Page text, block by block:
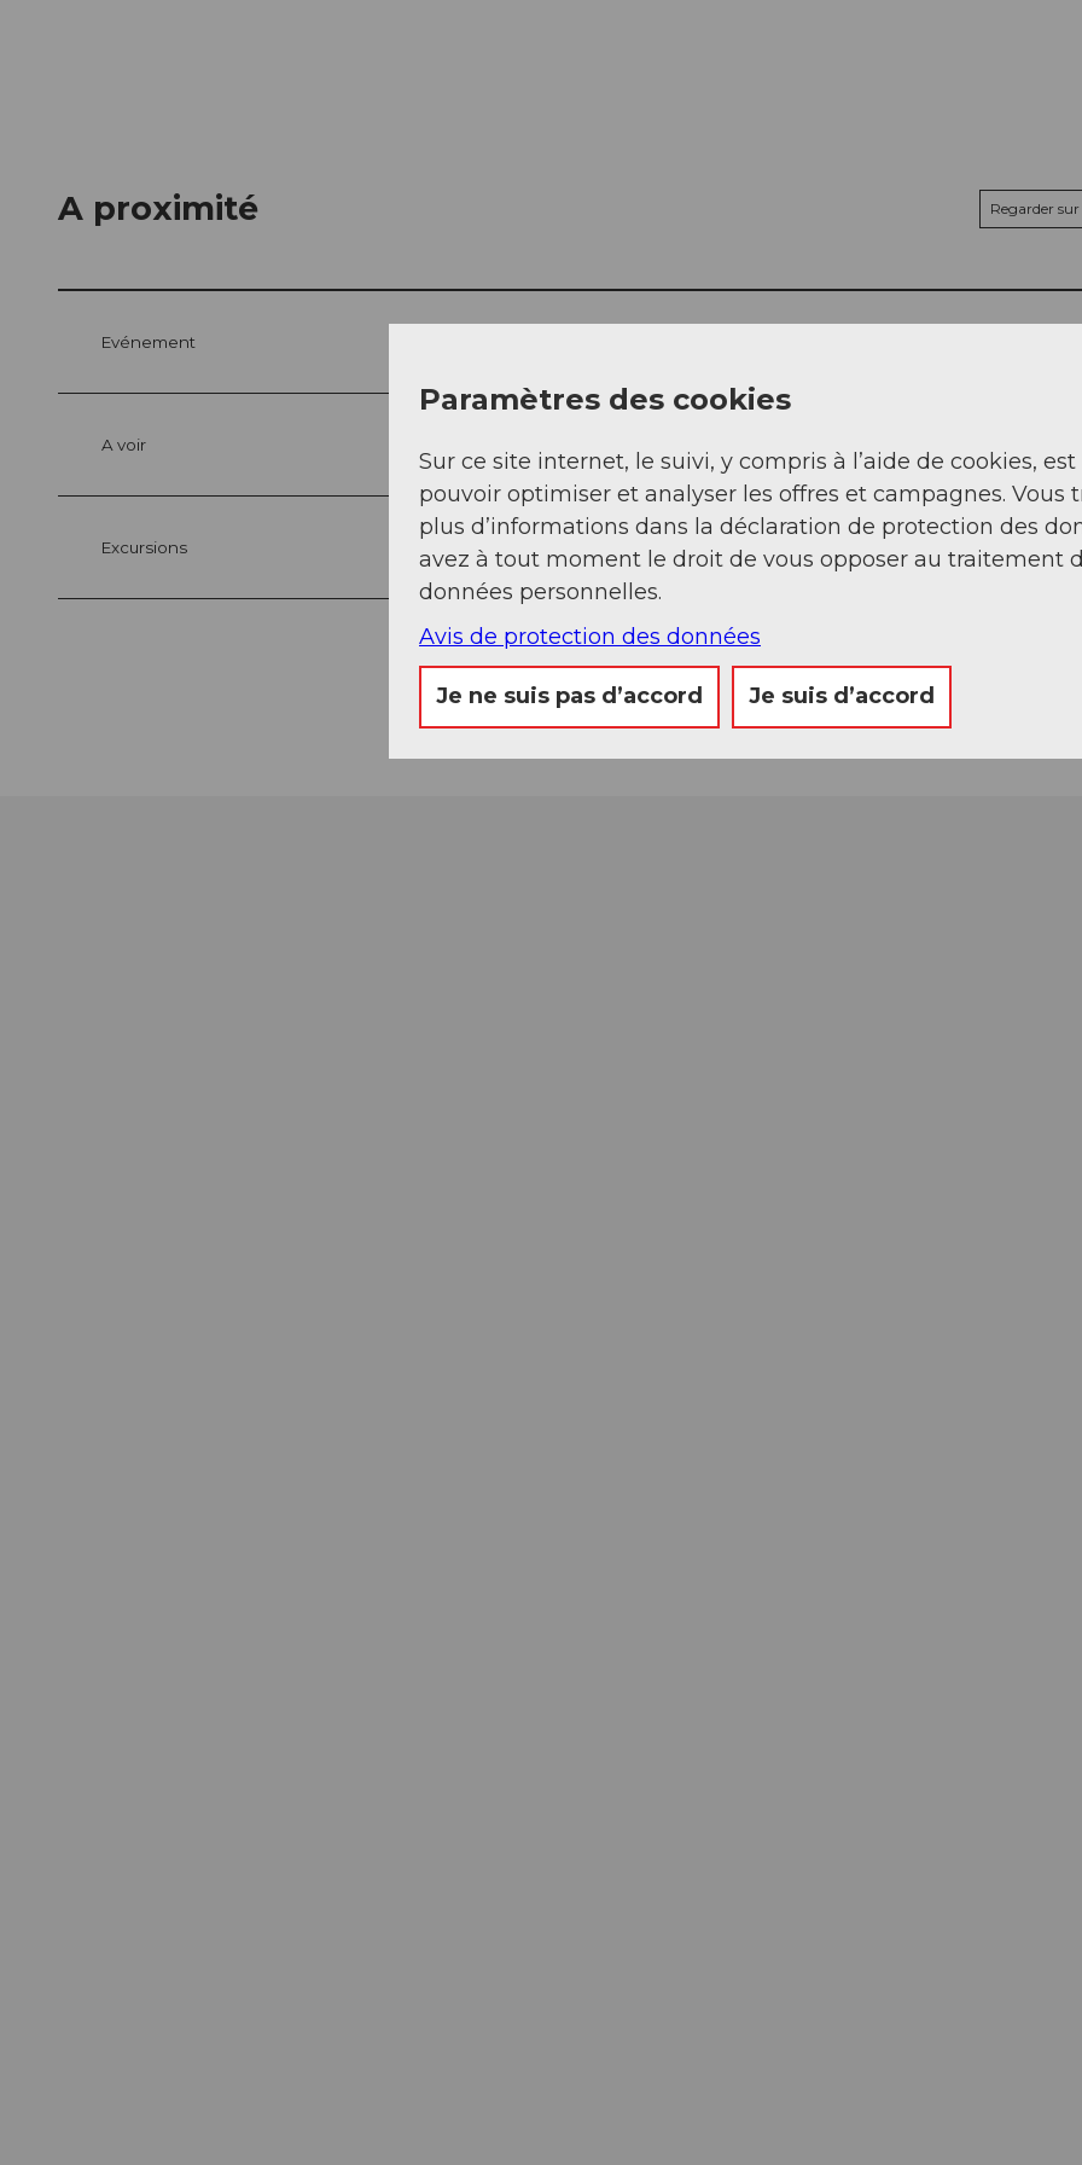
A proximité Regarder
Evénement
A voir
Excursions
Paramètres des cookies
Sur ce site internet, le suivi, y compris à l’aide de cookies,
pouvoir optimiser et analyser les offres et campagnes. Vous
plus d’informations dans la déclaration de protection des
avez à tout moment le droit de vous opposer au traitement
données personnelles.
Avis de protection des données
Je ne suis pas d’accord Je suis d’accord